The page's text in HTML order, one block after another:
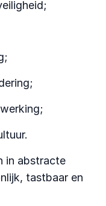
in abstracte
tastbaar en